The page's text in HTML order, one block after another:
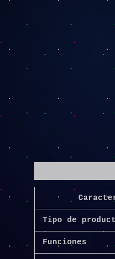
Tipo de
Funciones